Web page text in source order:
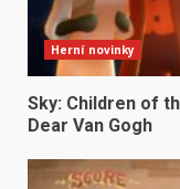
Herní novinky
Sky: Children of
Dear Van Gogh